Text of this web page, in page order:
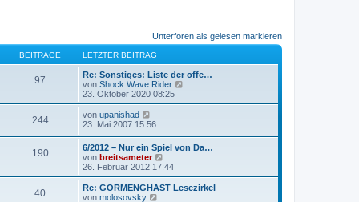
Unterforen als gelesen markieren
BEITRÄGE LETZTER BEITRAG
97
Re: Sonstiges: Liste der offe…
von Shock Wave Rider
u
e
r
i
t
23. Oktober 2020 08:25
244 von upanishad
e
e
s
t
e
r
B
23. Mai 2007 15:56
190
6/2012 – Nur ein Spiel von Da…
von breitsameter
e
u
e
26. Februar 2012 17:44
40
Re: GORMENGHAST Lesezirkel
von molosovsky